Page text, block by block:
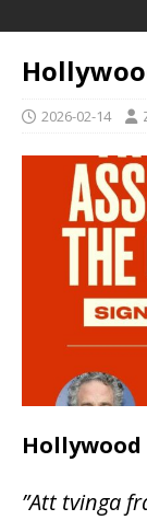
2026-02-14
”Att tvinga